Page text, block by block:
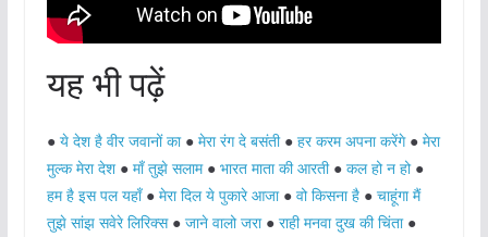
यह भी पढ़ें
● ये देश है वीर जवानों का● मेरा रंग दे बसंती● हर करम अपना करेंगे● मेरा
मुल्क मेरा देश● माँ तुझे सलाम● भारत माता की आरती● कल हो न हो●
हम है इस पल यहाँ● मेरा दिल ये पुकारे आजा● वो किसना है● चाहूंगा मैं
तुझे सांझ सवेरे लिरिक्स● जाने वालो जरा● राही मनवा दुख की चिंता●